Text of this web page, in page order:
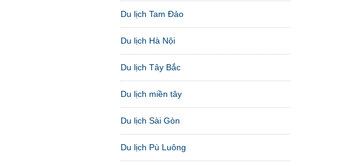
Du lịch Tam Đảo
Du lịch Hà Nội
Du lịch Tây Bắc
Du lịch miền tây
Du lịch Sài Gòn
Du lịch Pù Luông